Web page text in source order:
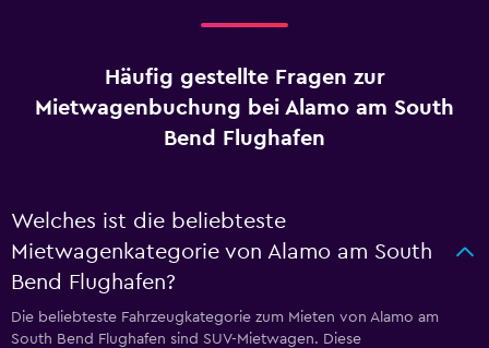
Häufig gestellte Fragen zur
Mietwagenbuchung bei Alamo am South
Bend Flughafen
Welches ist die beliebteste
Mietwagenkategorie von Alamo am South
Bend Flughafen?
Die beliebteste Fahrzeugkategorie zum Mieten von Alamo am
South Bend Flughafen sind SUV-Mietwagen. Diese